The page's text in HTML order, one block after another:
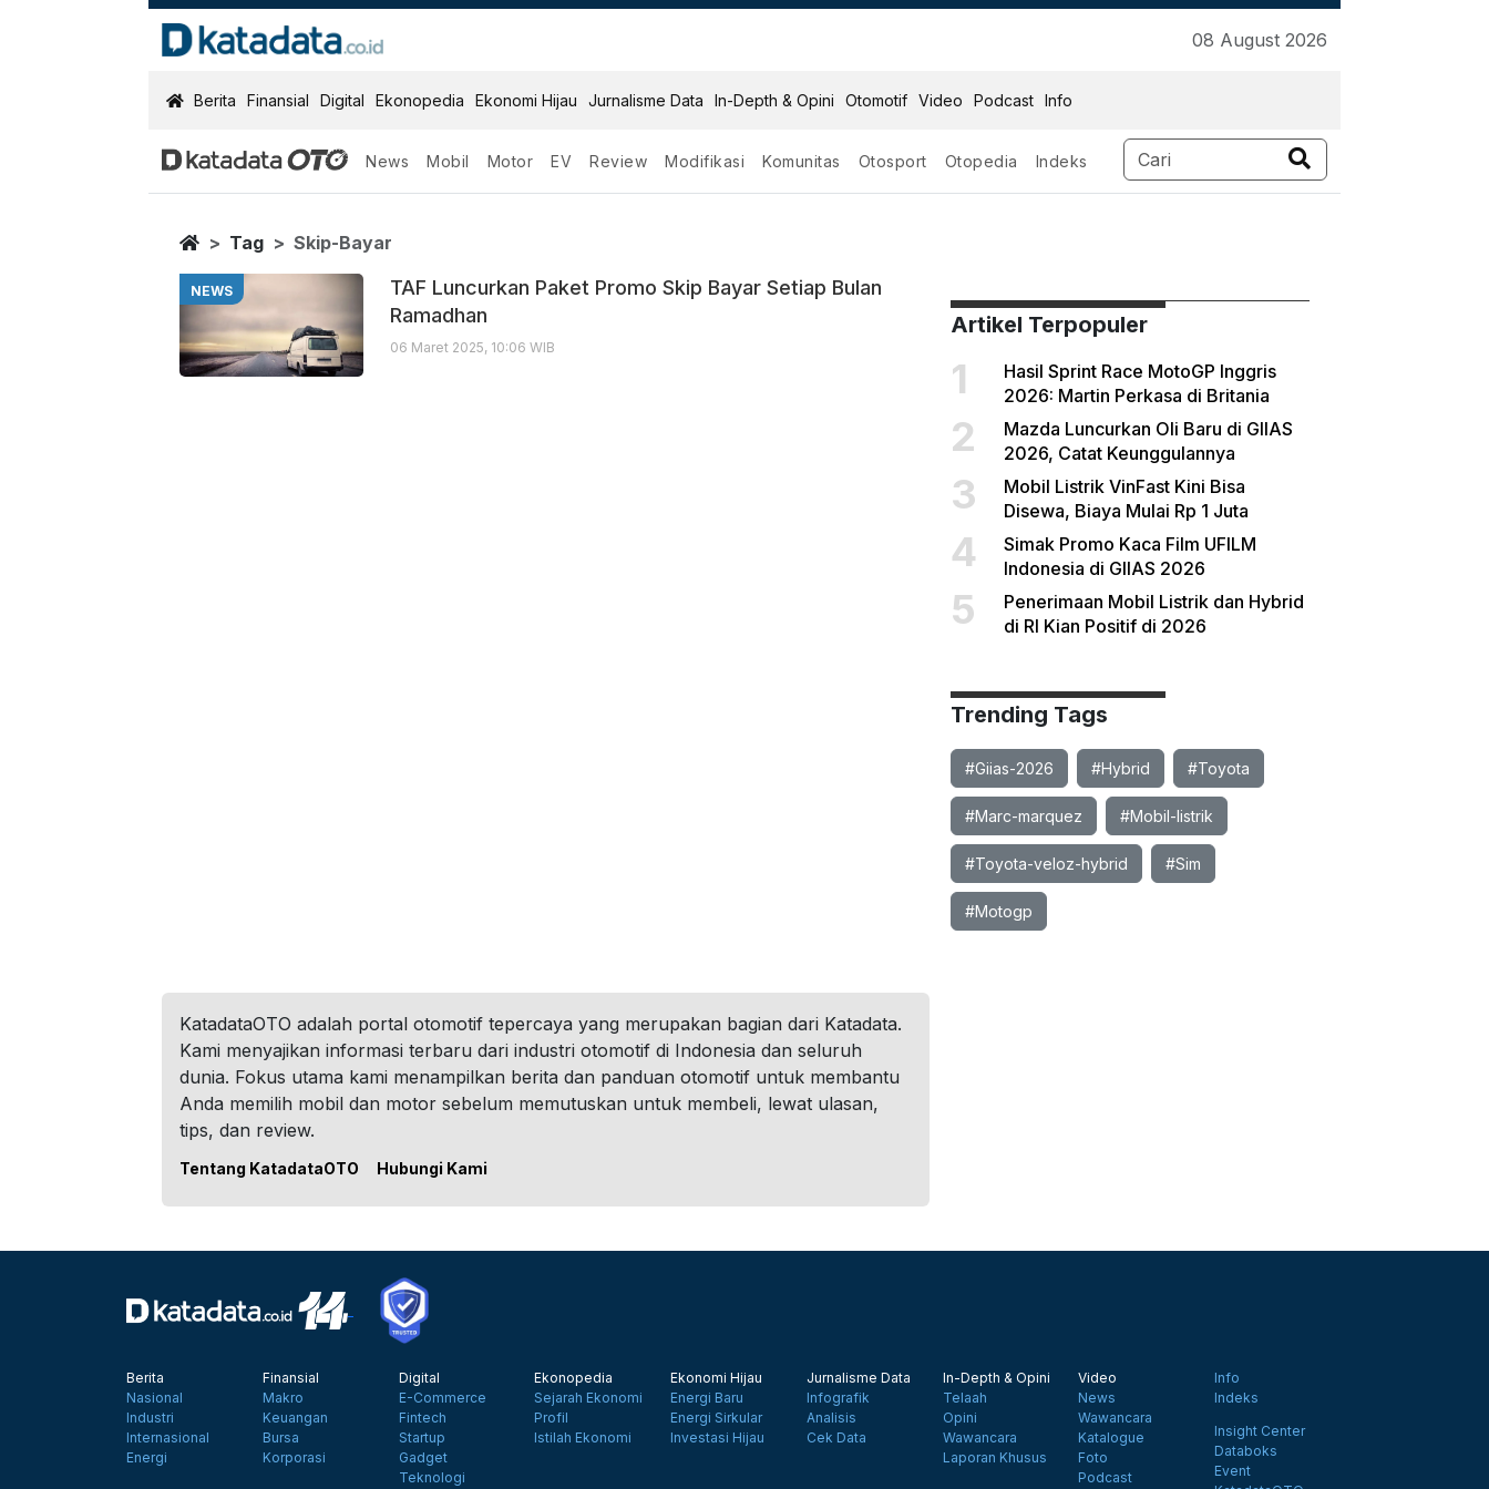
08 August 2026
KatadataOTO
Berita Finansial Digital Ekonopedia Ekonomi Hijau Jurnalisme Data In-Depth & Opini Otomotif Video Podcast Info
News Mobil Motor EV Review Modifikasi Komunitas Otosport Otopedia Indeks
Skip Bayar
Berita Terbaru
Home
Tag Skip-Bayar
NEWS
TAF Luncurkan Paket Promo Skip Bayar Setiap Bulan
Ramadhan
06 Maret 2025, 10:06 WIB
Artikel Terpopuler
1
Hasil Sprint Race MotoGP Inggris
2026: Martin Perkasa di Britania
2
Mazda Luncurkan Oli Baru di GIIAS
2026, Catat Keunggulannya
3
Mobil Listrik VinFast Kini Bisa
Disewa, Biaya Mulai Rp 1 Juta
4
Simak Promo Kaca Film UFILM
Indonesia di GIIAS 2026
5
Penerimaan Mobil Listrik dan Hybrid
di RI Kian Positif di 2026
Trending Tags
#Giias-2026 #Hybrid #Toyota
#Marc-marquez #Mobil-listrik
#Toyota-veloz-hybrid #Sim
#Motogp
KatadataOTO adalah portal otomotif tepercaya yang merupakan bagian dari Katadata.
Kami menyajikan informasi terbaru dari industri otomotif di Indonesia dan seluruh
dunia. Fokus utama kami menampilkan berita dan panduan otomotif untuk membantu
Anda memilih mobil dan motor sebelum memutuskan untuk membeli, lewat ulasan,
tips, dan review.
Tentang KatadataOTO Hubungi Kami
Berita
Nasional
Industri
Internasional
Energi
Finansial
Makro
Keuangan
Bursa
Korporasi
Digital
E-Commerce
Fintech
Startup
Gadget
Teknologi
Ekonopedia
Sejarah Ekonomi
Profil
Istilah Ekonomi
Ekonomi Hijau
Energi Baru
Energi Sirkular
Investasi Hijau
Jurnalisme Data
Infografik
Analisis
Cek Data
In-Depth & Opini
Telaah
Opini
Wawancara
Laporan Khusus
Video
News
Wawancara
Katalogue
Foto
Podcast
Info
Indeks
Insight Center
Databoks
Event